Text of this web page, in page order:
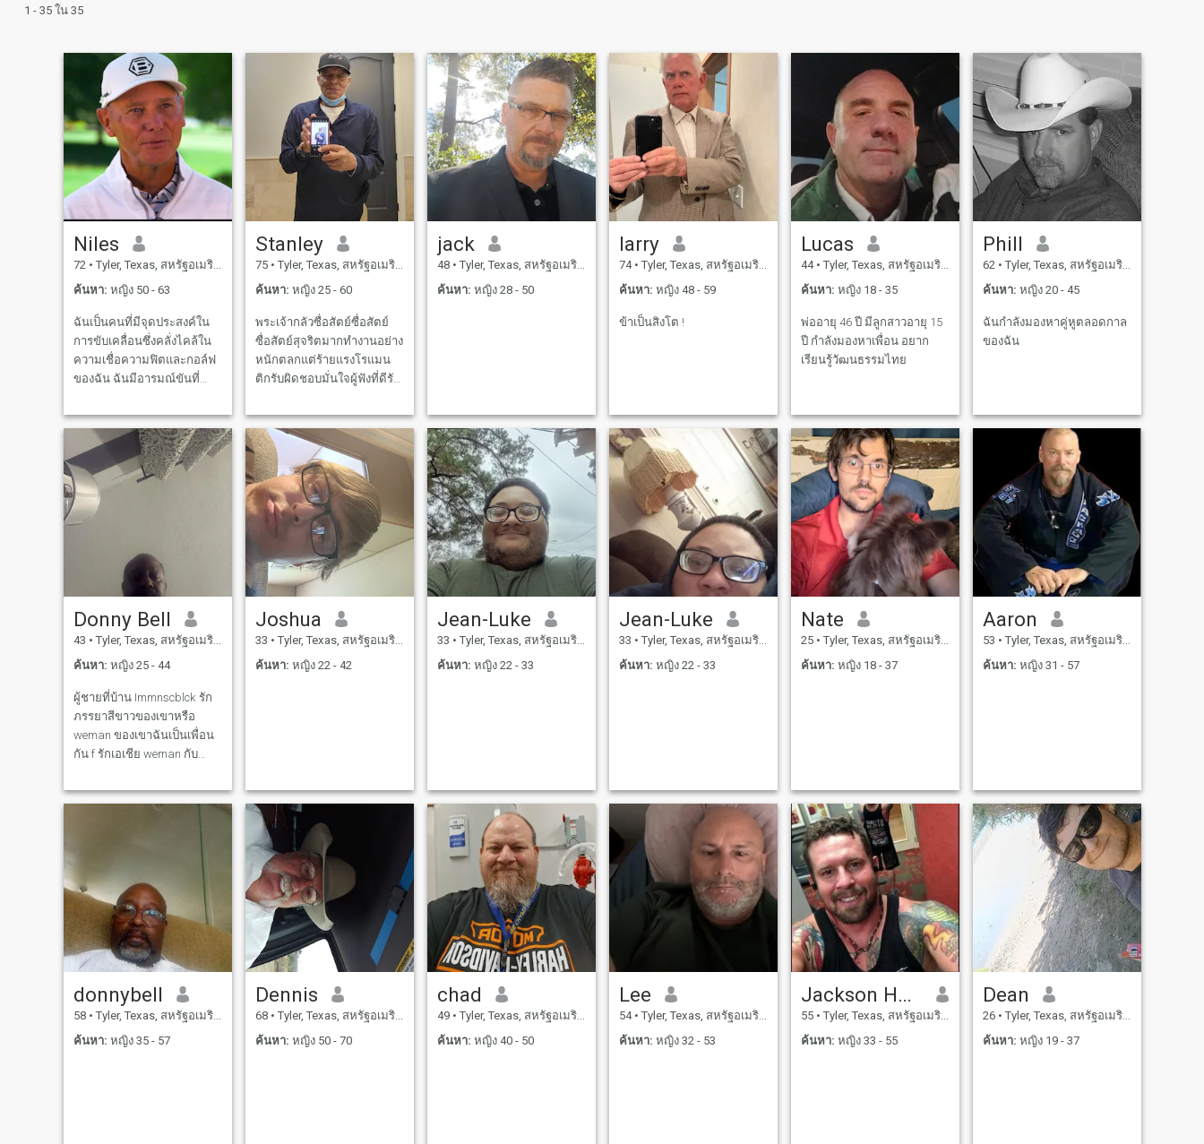
1 - 35 ใน 35
Niles
72 • Tyler, Texas, สหรัฐอเมริกา
ค้นหา: หญิง 50 - 63
ฉันเป็นคนที่มีจุดประสงค์ใน
การขับเคลื่อนซึ่งคลั่งไคล้ใน
ความเชื่อความฟิตและกอล์ฟ
ของฉัน ฉันมีอารมณ์ขันที่
หัวใจของฉันสำหรับความรัก
และความรักที่คดเคี้ยวลงใน
แต่ละวันโดยไฟที่คำราม
ดนตรีที่ดีหรืออาจเป็น
ภาพยนตร์โรแมนติก ฉันมี
พลังที่ไม่มีที่สิ้นสุดสำหรับคน
อายุของฉัน
Stanley
75 • Tyler, Texas, สหรัฐอเมริกา
ค้นหา: หญิง 25 - 60
พระเจ้ากลัวซื่อสัตย์ซื่อสัตย์
ซื่อสัตย์สุจริตมากทำงานอย่าง
หนักตลกแต่ร้ายแรงโรแมน
ติกรับผิดชอบมั่นใจผู้ฟังที่ดีรัก
กีฬาเดินทางเดินป่าขี่จักรยาน
ตั้งแคมป์สโนว์บอร์ด
ภาพยนตร์ออกกำลังกายที่โรง
ยิมทำอาหารอยู่กับเพื่อน
ครอบครัวอ่านวาดว่ายน้ำตั้ง
แคมป์ปีนเขาปีนเขากินที่ร้าน
อาหารแขวน ออกไปที่สวน
สาธารณะเล่นเกมกระดาน
กอดมือเดินยาวถ่ายภาพ
ไดรฟ์ยาวเยี่ยมชมประเท
อัจฉริยะเพื่อนใหม่ทำให้คน
อื่นหัวเราะไปที่คลับคริสตจักร
ในช่วงเวลาบทกวีทำงานกล มี
จะเป็นเจ้าของ สนใจเธอสิสิ่งที่
เธอพูดกับฉันมันสำคัญ ถ้าเธอ
ป่วยฉันจะอยู่ที่นั่นเพื่อดูแลเธอ
ไม่ว่าเธอจะต้องการให้ฉันทำ
อะไรมันจะทำให้เธอมีความ
สุขฉันจะพยายามทำ รักเธอที่
ฉันจะทำ สาวๆทุกคนที่สละ
เวลามาดูโปรไฟล์ของฉัน..
ขอบคุณนะ.....
jack
48 • Tyler, Texas, สหรัฐอเมริกา
ค้นหา: หญิง 28 - 50
larry
74 • Tyler, Texas, สหรัฐอเมริกา
ค้นหา: หญิง 48 - 59
ข้าเป็นสิงโต !
Lucas
44 • Tyler, Texas, สหรัฐอเมริกา
ค้นหา: หญิง 18 - 35
พ่ออายุ 46 ปี มีลูกสาวอายุ 15
ปี กําลังมองหาเพื่อน อยาก
เรียนรู้วัฒนธรรมไทย
Phill
62 • Tyler, Texas, สหรัฐอเมริกา
ค้นหา: หญิง 20 - 45
ฉันกำลังมองหาคู่หูตลอดกาล
ของฉัน
Donny Bell
43 • Tyler, Texas, สหรัฐอเมริกา
ค้นหา: หญิง 25 - 44
ผู้ชายที่บ้าน Immnscblck รัก
ภรรยาสีขาวของเขาหรือ
weman ของเขาฉันเป็นเพื่อน
กัน f รักเอเชีย weman กับ
Joshua
33 • Tyler, Texas, สหรัฐอเมริกา
ค้นหา: หญิง 22 - 42
Jean-Luke
33 • Tyler, Texas, สหรัฐอเมริกา
ค้นหา: หญิง 22 - 33
Jean-Luke
33 • Tyler, Texas, สหรัฐอเมริกา
ค้นหา: หญิง 22 - 33
Nate
25 • Tyler, Texas, สหรัฐอเมริกา
ค้นหา: หญิง 18 - 37
Aaron
53 • Tyler, Texas, สหรัฐอเมริกา
ค้นหา: หญิง 31 - 57
donnybell
58 • Tyler, Texas, สหรัฐอเมริกา
ค้นหา: หญิง 35 - 57
Dennis
68 • Tyler, Texas, สหรัฐอเมริกา
ค้นหา: หญิง 50 - 70
chad
49 • Tyler, Texas, สหรัฐอเมริกา
ค้นหา: หญิง 40 - 50
Lee
54 • Tyler, Texas, สหรัฐอเมริกา
ค้นหา: หญิง 32 - 53
Jackson Hopkin
55 • Tyler, Texas, สหรัฐอเมริกา
ค้นหา: หญิง 33 - 55
Dean
26 • Tyler, Texas, สหรัฐอเมริกา
ค้นหา: หญิง 19 - 37